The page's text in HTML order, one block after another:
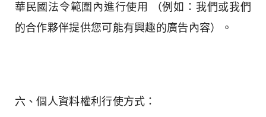
華民國法令範圍內進行使用 （例如：我們或我們
的合作夥伴提供您可能有興趣的廣告內容）。
六、個人資料權利行使方式：